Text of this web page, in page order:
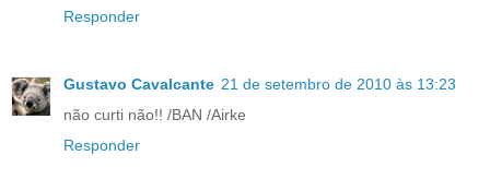
Responder
Gustavo Cavalcante 21 de setembro de 2010 às 13:23
não curti não!! /BAN /Airke
Responder